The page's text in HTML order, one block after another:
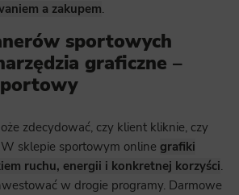
a zakupem.
sportowych
graficzne –
zdecydować, czy klient kliknie, czy
sklepie sportowym online grafiki
ruchu, energii i konkretnej korzyści.
w drogie programy. Darmowe